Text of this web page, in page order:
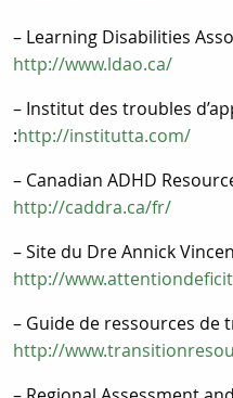
– Learning Disabilities
http://www.ldao.ca/
– Institut des troubles
:http://institutta.com/
– Canadian ADHD
http://caddra.ca/fr/
– Site du Dre Annick
http://
– Guide de ressources de
http://